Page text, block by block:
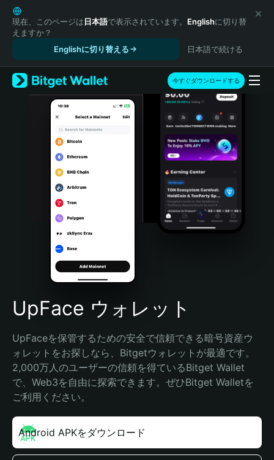
English
日本語
Tiếng Việt
Español (Latinoamérica)
Türkçe
Italiano
Português (Portugal)
Bahasa Indonesia
Português (Brasil)
Español (Argentina)
現在、このページは日本語で表示されています。 Englishに切り替
えますか？
Englishに切り替える
日本語で続ける
今すぐダウンロードする
UpFace ウォレット
UpFaceを保管するための安全で信頼できる暗号資産ウ
ォレットをお探しなら、Bitgetウォレットが最適です。
2,000万人のユーザーの信頼を得ているBitget Wallet
で、Web3を自由に探索できます。ぜひBitget Walletを
ご利用ください。
Android APKをダウンロード